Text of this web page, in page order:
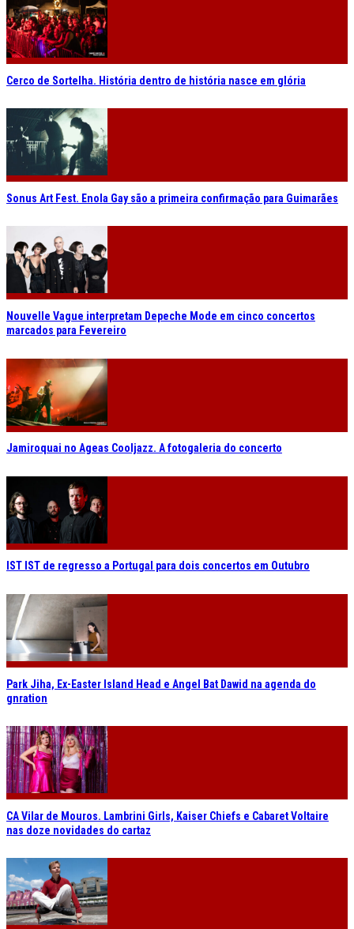
Cerco de Sortelha. História dentro de história nasce em glória
Sonus Art Fest. Enola Gay são a primeira confirmação para Guimarães
Nouvelle Vague interpretam Depeche Mode em cinco concertos
marcados para Fevereiro
Jamiroquai no Ageas Cooljazz. A fotogaleria do concerto
IST IST de regresso a Portugal para dois concertos em Outubro
Park Jiha, Ex-Easter Island Head e Angel Bat Dawid na agenda do
gnration
CA Vilar de Mouros. Lambrini Girls, Kaiser Chiefs e Cabaret Voltaire
nas doze novidades do cartaz